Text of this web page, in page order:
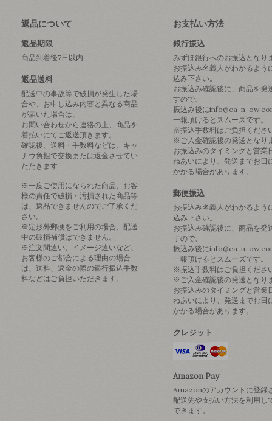
返品について
返品期限
商品到着後7日以内
返品送料
配送中の事故等で破損が発生した場
合や、お申し込み内容と異なる商品
が届いた場合は、
お問い合わせから連絡の上、商品を
着払いにてご返送頂きます。
確認後、送料・手数料などは、キャ
ナウ負担で交換または返金させてい
ただきます
※一度ご使用になられた商品、お客
様の責任で破損・汚損された商品等
は、返品できませんのでご了承くだ
さい。
※定形外郵便をご利用の場合、配送
中の破損補償はできません。
※注文間違い、イメージ違いなど、
お客様のご都合による理由の場合
は、送料、返金の際の銀行振込手数
料などはご負担いただきます。
お支払い方法
銀行振込
みずほ銀行へのお振込となり
お振込み名義人がわかるよう
込み下さい。
お振込み確認後に、商品を発
すので、
振込み後にinfo@ca-n-
一報頂けるとスムーズです。
※振込手数料はご負担くださ
※ご入金確認後の発送となり
お振込みのタイミングと営業
ねあいにより、発送までお日
かかる場合があります。
郵便振込
お振込み名義人がわかるよう
込み下さい。
お振込み確認後に、商品を発
すので、
振込み後にinfo@ca-n-
一報頂けるとスムーズです。
※振込手数料はご負担くださ
※ご入金確認後の発送となり
お振込みのタイミングと営業
ねあいにより、発送までお日
かかる場合があります。
クレジット
Amazon Pay
Amazonのアカウントに登録
配送先や支払い方法を利用し
できます。